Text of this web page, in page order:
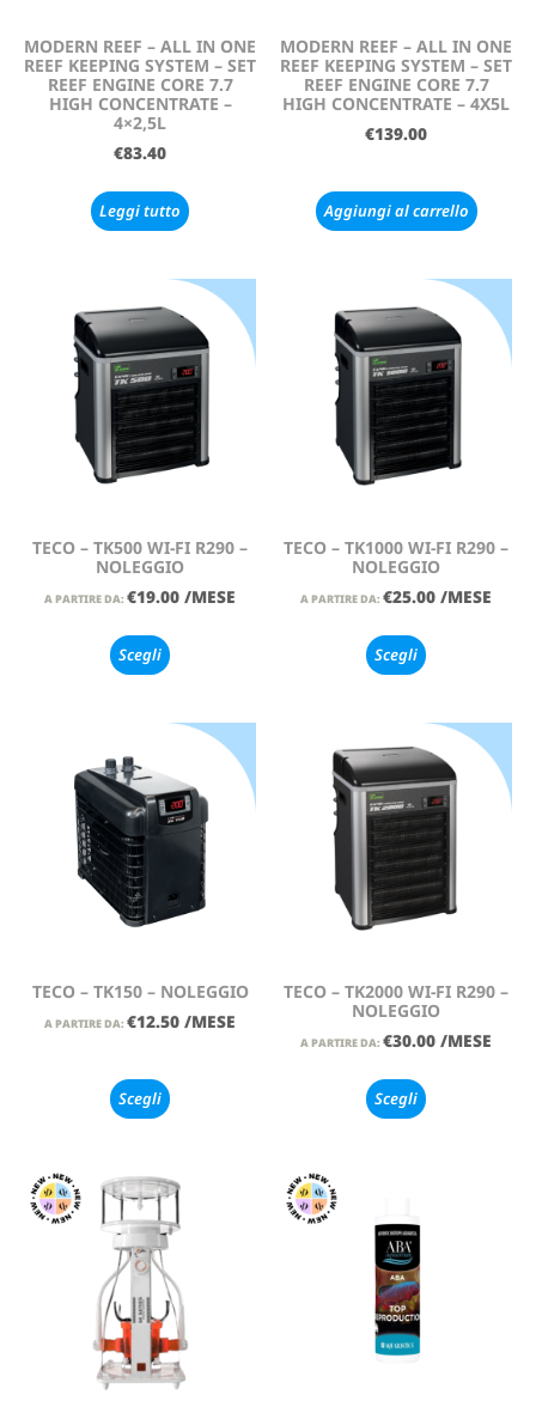
MODERN REEF – ALL IN ONE
REEF KEEPING SYSTEM – SET
REEF ENGINE CORE 7.7
HIGH CONCENTRATE –
4×2,5L
€83.40
Leggi tutto
MODERN REEF – ALL IN ONE
REEF KEEPING SYSTEM – SET
REEF ENGINE CORE 7.7
HIGH CONCENTRATE – 4X5L
€139.00
Aggiungi al carrello
TECO – TK500 WI-FI R290 –
NOLEGGIO
A PARTIRE DA: €19.00 /MESE
Scegli
TECO – TK1000 WI-FI R290 –
NOLEGGIO
A PARTIRE DA: €25.00 /MESE
Scegli
TECO – TK150 – NOLEGGIO
A PARTIRE DA: €12.50 /MESE
Scegli
TECO – TK2000 WI-FI R290 –
NOLEGGIO
A PARTIRE DA: €30.00 /MESE
Scegli